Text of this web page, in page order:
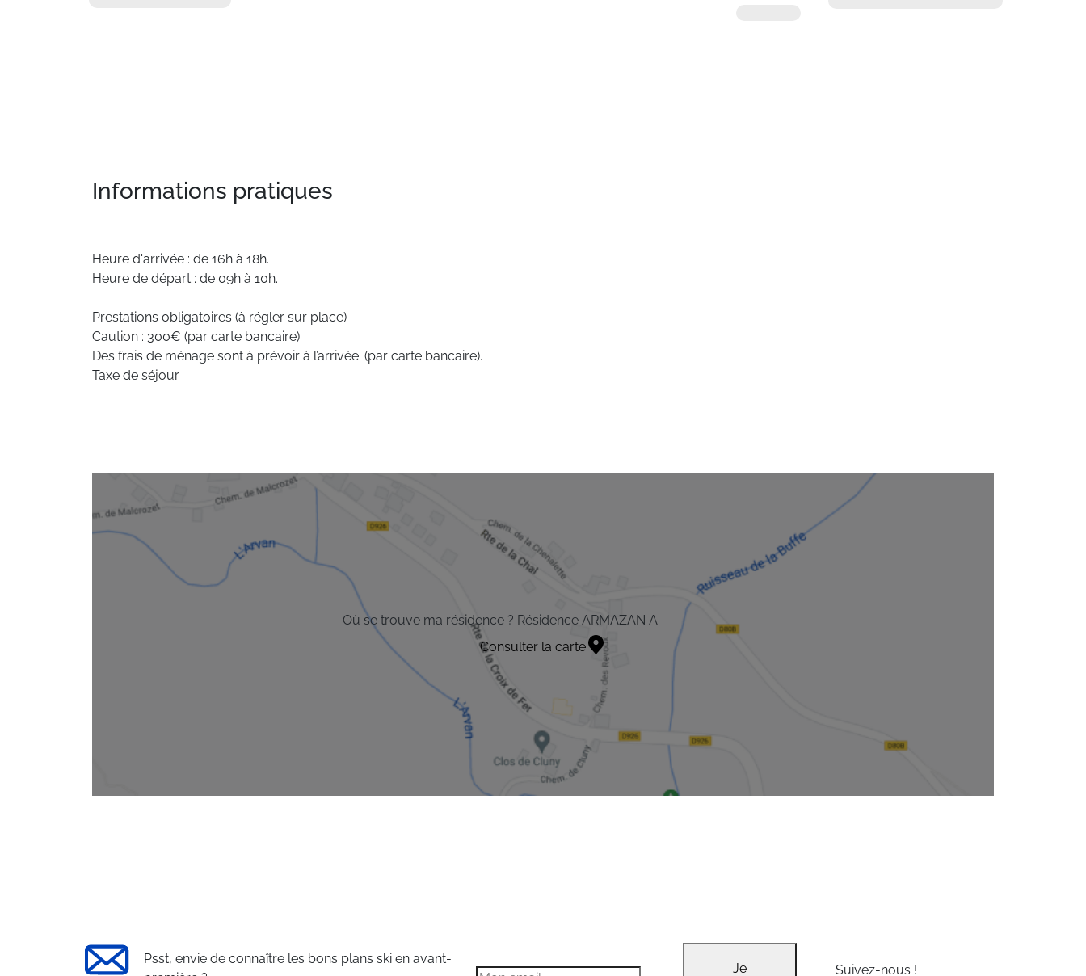
Informations pratiques
Heure d'arrivée : de 16h à 18h.
Heure de départ : de 09h à 10h.
Prestations obligatoires (à régler sur place) :
Caution : 300€ (par carte bancaire).
Des frais de ménage sont à prévoir à l’arrivée. (par carte bancaire).
Taxe de séjour
Où se trouve ma résidence ? Résidence ARMAZAN A
Consulter la carte
Psst, envie de connaître les bons plans ski en avant-
Je Suivez-nous !